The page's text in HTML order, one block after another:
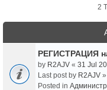
2
РЕГИСТРАЦИЯ
by R2AJV « 31 Jul
Last post by R2AJV »
Posted in